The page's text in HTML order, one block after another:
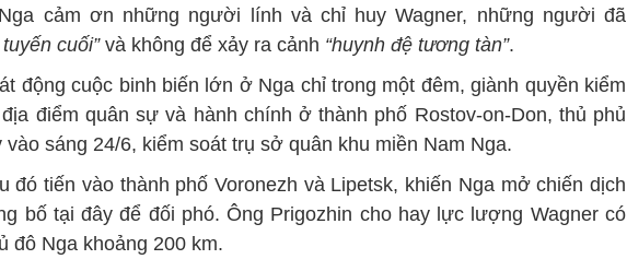
cảm ơn những người lính và chỉ huy Wagner, những người đã
cuối”và không để xảy ra cảnh “huynh đệ tương tàn”.
động cuộc binh biến lớn ở Nga chỉ trong một đêm, giành quyền kiểm
điểm quân sự và hành chính ở thành phố Rostov-on-Don, thủ phủ
vào sáng 24/6, kiểm soát trụ sở quân khu miền Nam Nga.
đó tiến vào thành phố Voronezh và Lipetsk, khiến Nga mở chiến dịch
bố tại đây để đối phó. Ông Prigozhin cho hay lực lượng Wagner có
đô Nga khoảng 200 km.